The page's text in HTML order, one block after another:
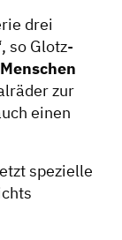
drei
so Glotz-
zur
einen
spezielle